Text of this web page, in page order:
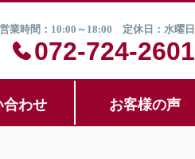
営業時間：10:00～18:00 定休日：水曜日
072-724-2601
合わせ お客様の声